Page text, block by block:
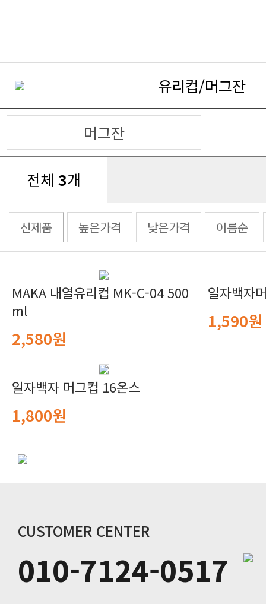
유리컵/머그잔
머그잔
전체 3개
신제품 높은가격 낮은가격 이름순
ml
2,580원
일자백자
1,590원
일자백자 머그컵 16온스
1,800원
CUSTOMER CENTER
010-7124-0517